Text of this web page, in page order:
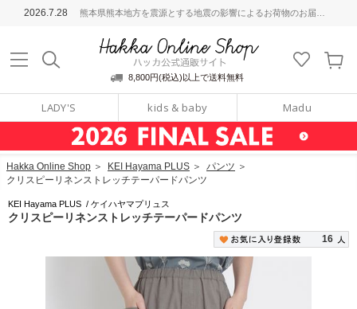
2026.7.28 熊本県熊本地方を震源とする地震の影響によるお荷物のお届けについて
8,800円(税込)以上で送料無料
LADY'S kids & baby Madu
通販サイト
Hakka Online Shop ＞ KEI Hayama PLUS ＞ パンツ ＞
クリスピーリネンストレッチテーパードパンツ
KEI Hayama PLUS / ケイハヤマプリュス
クリスピーリネンストレッチテーパードパンツ
16